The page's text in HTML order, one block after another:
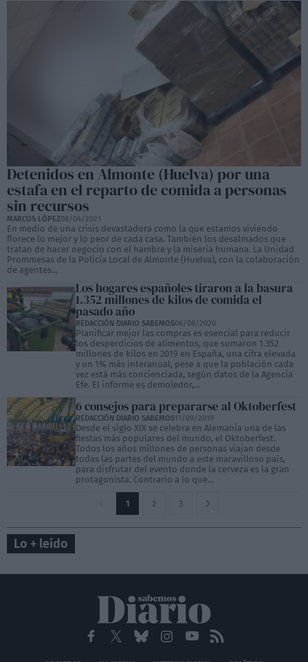
Detenidos en Almonte (Huelva) por una
estafa en el reparto de comida a personas
sin recursos
MARCOS LÓPEZ08/04/2021
En medio de una crisis devastadora como la que estamos viviendo
florece lo mejor y lo peor de cada casa. También los desalmados que
tratan de hacer negocio con el hambre y la miseria humana. La Unidad
Prommesas de la Policía Local de Almonte (Huelva), con la colaboración
de agentes...
Los hogares españoles tiraron a la basura
1.352 millones de kilos de comida el
pasado año
REDACCIÓN DIARIO SABEMOS08/08/2020
Planificar mejor las compras es esencial para reducir
los desperdicios de alimentos, que sumaron 1.352
millones de kilos en 2019 en España, una cifra elevada
y un 1% más interanual, pese a que la población cada
vez está más concienciada, según datos de la Agencia
Efe. El informe es demoledor,...
6 consejos para prepararse al Oktoberfest
REDACCIÓN DIARIO SABEMOS11/09/2019
Desde el siglo XIX se celebra en Alemania una de las
fiestas más populares del mundo, el Oktoberfest.
Todos los años millones de personas viajan desde
todas las partes del mundo a este maravilloso país,
para disfrutar del evento donde la cerveza es la gran
protagonista. Contrario a lo que...
1 2 3
Lo + leído